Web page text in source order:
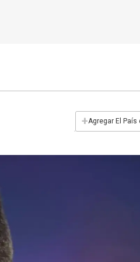
+Agregar El País